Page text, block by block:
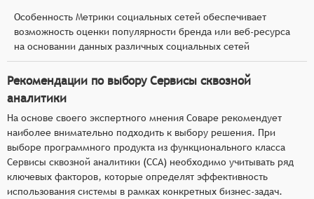
Особенность Метрики социальных сетей обеспечивает
возможность оценки популярности бренда или веб-ресурса
на основании данных различных социальных сетей
Рекомендации по выбору Сервисы сквозной
аналитики
На основе своего экспертного мнения Соваре рекомендует
наиболее внимательно подходить к выбору решения. При
выборе программного продукта из функционального класса
Сервисы сквозной аналитики (ССА) необходимо учитывать ряд
ключевых факторов, которые определят эффективность
использования системы в рамках конкретных бизнес-задач.